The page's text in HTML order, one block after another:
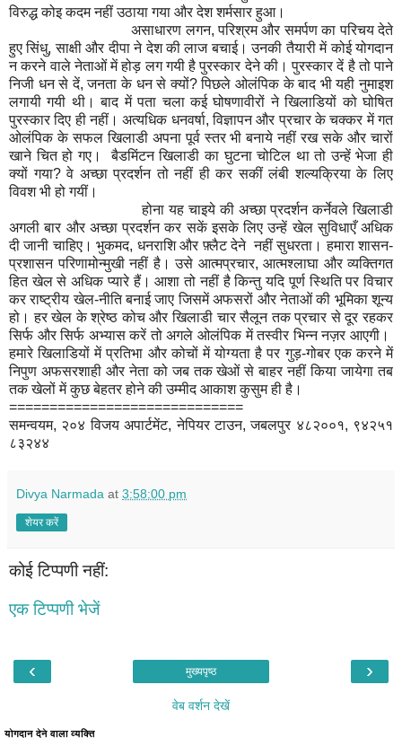
विरुद्ध कोइ कदम नहीं उठाया गया और देश शर्मसार हुआ।
असाधारण लगन, परिश्रम और समर्पण का परिचय देते
हुए सिंधु, साक्षी और दीपा ने देश की लाज बचाई। उनकी तैयारी में कोई योगदान
न करने वाले नेताओं में होड़ लग गयी है पुरस्कार देने की। पुरस्कार दें है तो पाने
निजी धन से दें, जनता के धन से क्यों? पिछले ओलंपिक के बाद भी यही नुमाइश
लगायी गयी थी। बाद में पता चला कई घोषणावीरों ने खिलाडियों को घोषित
पुरस्कार दिए ही नहीं। अत्यधिक धनवर्षा, विज्ञापन और प्रचार के चक्कर में गत
ओलंपिक के सफल खिलाडी अपना पूर्व स्तर भी बनाये नहीं रख सके और चारों
खाने चित हो गए। बैडमिंटन खिलाडी का घुटना चोटिल था तो उन्हें भेजा ही
क्यों गया? वे अच्छा प्रदर्शन तो नहीं ही कर सकीं लंबी शल्यक्रिया के लिए
विवश भी हो गयीं।
होना यह चाइये की अच्छा प्रदर्शन कर्नेवले खिलाडी
अगली बार और अच्छा प्रदर्शन कर सकें इसके लिए उन्हें खेल सुविधाएँ अधिक
दी जानी चाहिए। भुकमद, धनराशि और फ़्लैट देने नहीं सुधरता। हमारा शासन-
प्रशासन परिणामोन्मुखी नहीं है। उसे आत्मप्रचार, आत्मश्लाघा और व्यक्तिगत
हित खेल से अधिक प्यारे हैं। आशा तो नहीं है किन्तु यदि पूर्ण स्थिति पर विचार
कर राष्ट्रीय खेल-नीति बनाई जाए जिसमें अफसरों और नेताओं की भूमिका शून्य
हो। हर खेल के श्रेष्ठ कोच और खिलाडी चार सैलून तक प्रचार से दूर रहकर
सिर्फ और सिर्फ अभ्यास करें तो अगले ओलंपिक में तस्वीर भिन्न नज़र आएगी।
हमारे खिलाडियों में प्रतिभा और कोचों में योग्यता है पर गुड़-गोबर एक करने में
निपुण अफसरशाही और नेता को जब तक खेओं से बाहर नहीं किया जायेगा तब
तक खेलों में कुछ बेहतर होने की उम्मीद आकाश कुसुम ही है।
=============================
समन्वयम, २०४ विजय अपार्टमेंट, नेपियर टाउन, जबलपुर ४८२००१, ९४२५१
८३२४४
Divya Narmada at 3:58:00 pm
शेयर करें
कोई टिप्पणी नहीं:
एक टिप्पणी भेजें
‹ ›
मुख्यपृष्ठ
वेब वर्शन देखें
योगदान देने वाला व्यक्ति